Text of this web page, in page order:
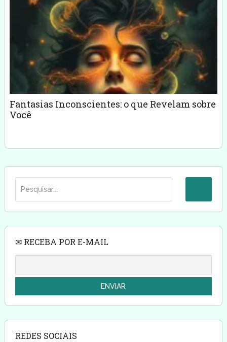
Fantasias Inconscientes: o que Revelam sobre
Você
✉ RECEBA POR E-MAIL
REDES SOCIAIS